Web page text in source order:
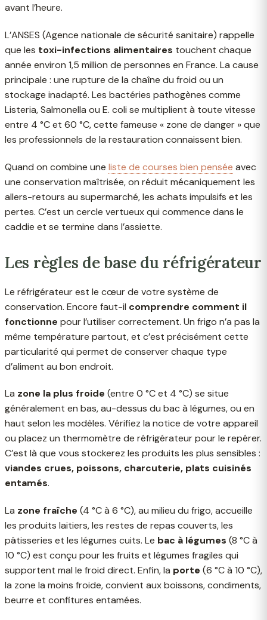
avant l’heure.
L’ANSES (Agence nationale de sécurité sanitaire) rappelle
que les toxi-infections alimentaires touchent chaque
année environ 1,5 million de personnes en France. La cause
principale : une rupture de la chaîne du froid ou un
stockage inadapté. Les bactéries pathogènes comme
Listeria, Salmonella ou E. coli se multiplient à toute vitesse
entre 4 °C et 60 °C, cette fameuse « zone de danger » que
les professionnels de la restauration connaissent bien.
Quand on combine une liste de courses bien pensée avec
une conservation maîtrisée, on réduit mécaniquement les
allers-retours au supermarché, les achats impulsifs et les
pertes. C’est un cercle vertueux qui commence dans le
caddie et se termine dans l’assiette.
Les règles de base du réfrigérateur
Le réfrigérateur est le cœur de votre système de
conservation. Encore faut-il comprendre comment il
fonctionne pour l’utiliser correctement. Un frigo n’a pas la
même température partout, et c’est précisément cette
particularité qui permet de conserver chaque type
d’aliment au bon endroit.
La zone la plus froide (entre 0 °C et 4 °C) se situe
généralement en bas, au-dessus du bac à légumes, ou en
haut selon les modèles. Vérifiez la notice de votre appareil
ou placez un thermomètre de réfrigérateur pour le repérer.
C’est là que vous stockerez les produits les plus sensibles :
viandes crues, poissons, charcuterie, plats cuisinés
entamés.
La zone fraîche (4 °C à 6 °C), au milieu du frigo, accueille
les produits laitiers, les restes de repas couverts, les
pâtisseries et les légumes cuits. Le bac à légumes (8 °C à
10 °C) est conçu pour les fruits et légumes fragiles qui
supportent mal le froid direct. Enfin, la porte (6 °C à 10 °C),
la zone la moins froide, convient aux boissons, condiments,
beurre et confitures entamées.